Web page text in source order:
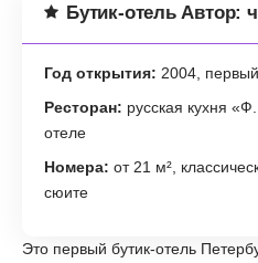
Бутик-отель Автор:
Год открытия: 2004,
Ресторан: русская кухня
отеле
Номера: от 21 м²,
сюите
Это первый бутик-отель